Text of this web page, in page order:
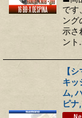
です
ング
示さ
ン
【
キッ
ム,
ピ